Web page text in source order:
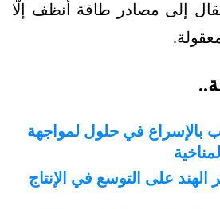
إلى مصادر طاقة أنظف إلّا
بالإسراع في حلول لمواجهة
الهند على التوسع في الإنتاج